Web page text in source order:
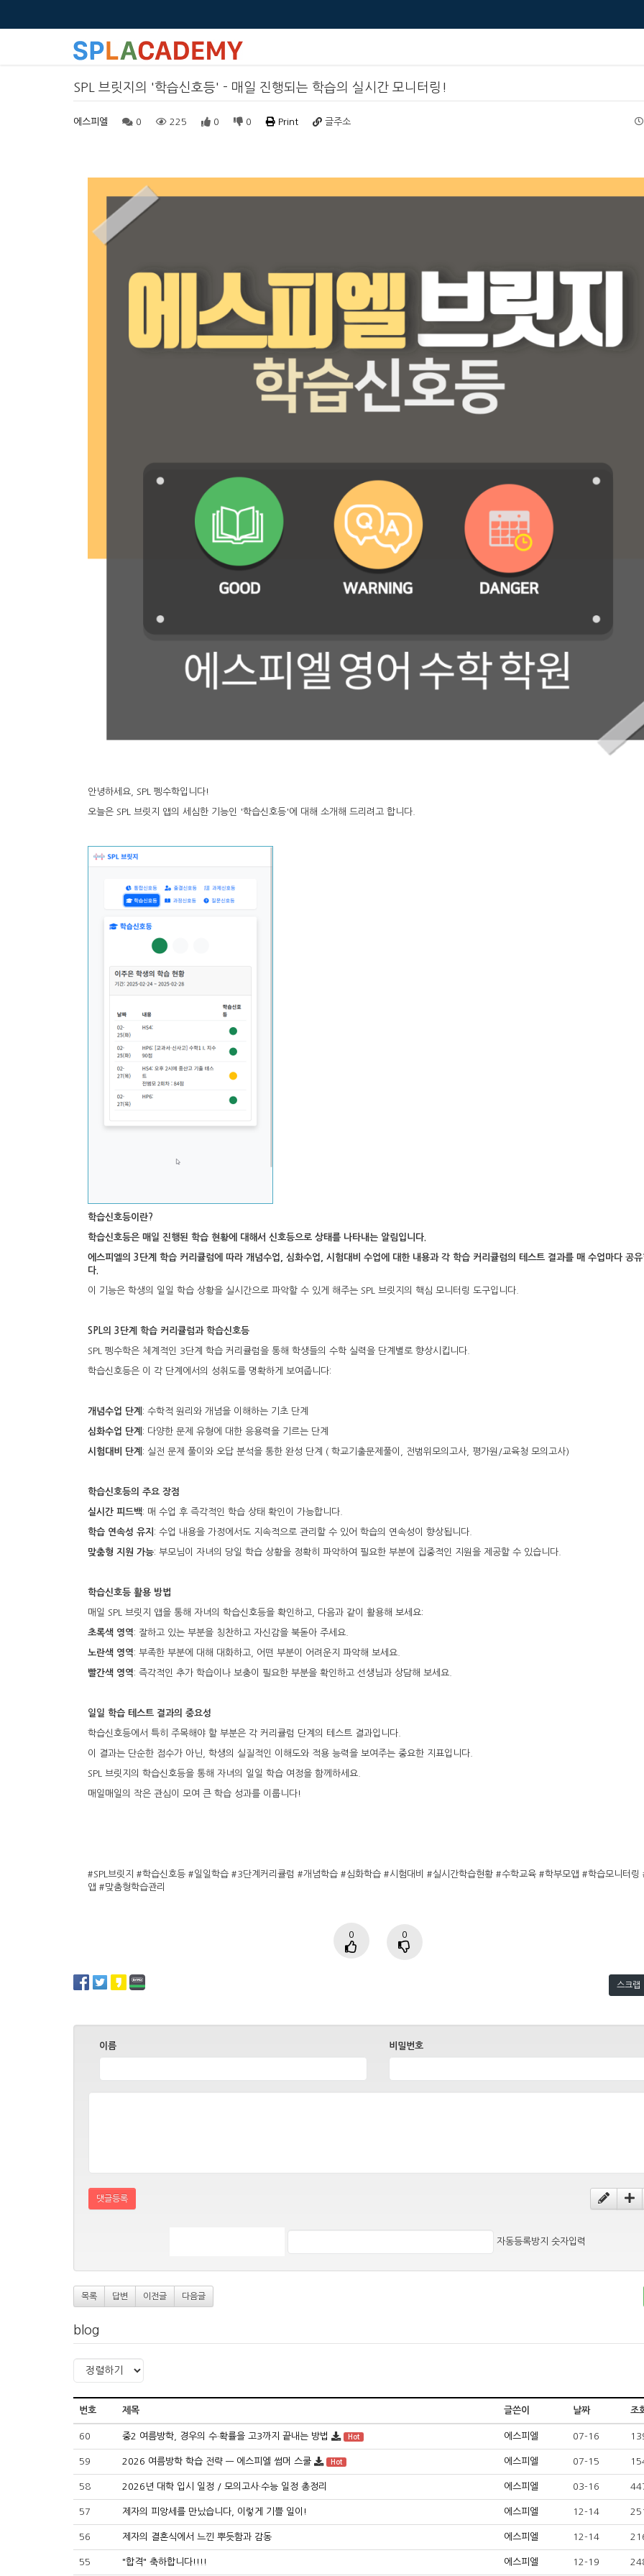
SPL 브릿지의 '학습신호등' - 매일 진행되는 학습의 실시간 모니터링!
에스피엘 0 225 0 0 Print 글주소
안녕하세요, SPL 펭수학입니다!
오늘은 SPL 브릿지 앱의 세심한 기능인 '학습신호등'에 대해 소개해 드리려고 합니다.
학습신호등이란?
학습신호등은 매일 진행된 학습 현황에 대해서 신호등으로 상태를 나타내는 알림입니다.
에스피엘의 3단계 학습 커리큘럼에 따라 개념수업, 심화수업, 시험대비 수업에 대한 내용과 각 학습 커리큘럼의 테스트 결과를 매 수업마다 공유
다.
이 기능은 학생의 일일 학습 상황을 실시간으로 파악할 수 있게 해주는 SPL 브릿지의 핵심 모니터링 도구입니다.
SPL의 3단계 학습 커리큘럼과 학습신호등
SPL 펭수학은 체계적인 3단계 학습 커리큘럼을 통해 학생들의 수학 실력을 단계별로 향상시킵니다.
학습신호등은 이 각 단계에서의 성취도를 명확하게 보여줍니다:
개념수업 단계 : 수학적 원리와 개념을 이해하는 기초 단계
심화수업 단계 : 다양한 문제 유형에 대한 응용력을 기르는 단계
시험대비 단계 : 실전 문제 풀이와 오답 분석을 통한 완성 단계 ( 학교기출문제풀이, 전범위모의고사, 평가원/교육청 모의고사)
학습신호등의 주요 장점
실시간 피드백: 매 수업 후 즉각적인 학습 상태 확인이 가능합니다.
학습 연속성 유지 : 수업 내용을 가정에서도 지속적으로 관리할 수 있어 학습의 연속성이 향상됩니다.
맞춤형 지원 가능: 부모님이 자녀의 당일 학습 상황을 정확히 파악하여 필요한 부분에 집중적인 지원을 제공할 수 있습니다.
학습신호등 활용 방법
매일 SPL 브릿지 앱을 통해 자녀의 학습신호등을 확인하고, 다음과 같이 활용해 보세요:
초록색 영역: 잘하고 있는 부분을 칭찬하고 자신감을 북돋아 주세요.
노란색 영역: 부족한 부분에 대해 대화하고, 어떤 부분이 어려운지 파악해 보세요.
빨간색 영역: 즉각적인 추가 학습이나 보충이 필요한 부분을 확인하고 선생님과 상담해 보세요.
일일 학습 테스트 결과의 중요성
학습신호등에서 특히 주목해야 할 부분은 각 커리큘럼 단계의 테스트 결과입니다.
이 결과는 단순한 점수가 아닌, 학생의 실질적인 이해도와 적용 능력을 보여주는 중요한 지표입니다.
SPL 브릿지의 학습신호등을 통해 자녀의 일일 학습 여정을 함께하세요.
매일매일의 작은 관심이 모여 큰 학습 성과를 이룹니다!
#SPL브릿지 #학습신호등 #일일학습 #3단계커리큘럼 #개념학습 #심화학습 #시험대비 #실시간학습현황 #수학교육 #학부모앱 #학습모니터링
앱 #맞춤형학습관리
0 0
스크랩
이름 비밀번호
댓글등록
자동등록방지 숫자입력
목록 답변 이전글 다음글
blog
번호 제목 글쓴이 날짜 조
60 중2 여름방학, 경우의 수·확률을 고3까지 끝내는 방법 Hot 에스피엘 07-16
59 2026 여름방학 학습 전략 — 에스피엘 썸머 스쿨 Hot 에스피엘 07-15
58 2026년 대학 입시 일정 / 모의고사·수능 일정 총정리 에스피엘 03-16
57 제자의 피앙세를 만났습니다, 이렇게 기쁠 일이! 에스피엘 12-14
56 제자의 결혼식에서 느낀 뿌듯함과 감동 에스피엘 12-14
55 "합격" 축하합니다!!!! 에스피엘 12-19